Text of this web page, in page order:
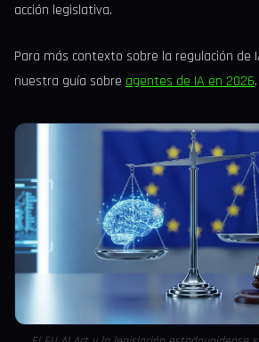
acción legislativa.
Para más contexto sobre la regulación de
nuestra guía sobre agentes de IA en 2026.